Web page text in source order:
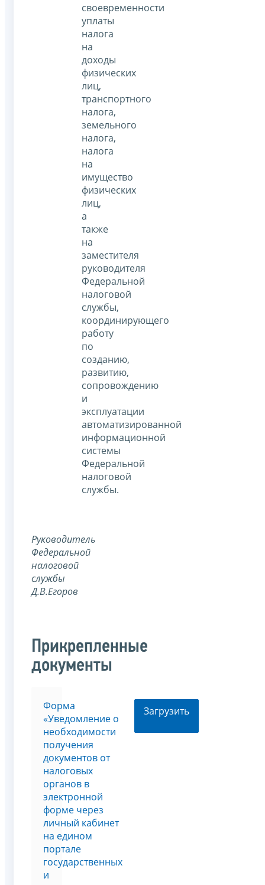
своевременности
уплаты
налога
на
доходы
физических
лиц,
транспортного
налога,
земельного
налога,
налога
на
имущество
физических
лиц,
а
также
на
заместителя
руководителя
Федеральной
налоговой
службы,
координирующего
работу
по
созданию,
развитию,
сопровождению
и
эксплуатации
автоматизированной
информационной
системы
Федеральной
налоговой
службы.
Руководитель
Федеральной
налоговой
службы
Д.В.Егоров
Прикрепленные
документы
Форма
«Уведомление о
необходимости
получения
документов от
налоговых
органов в
электронной
форме через
личный кабинет
на едином
портале
государственных
и
Загрузить